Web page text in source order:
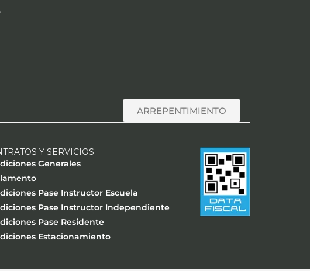
ARREPENTIMIENTO
Y SERVICIOS
Generales
Pase Instructor Escuela
Pase Instructor Independiente
Pase Residente
Estacionamiento